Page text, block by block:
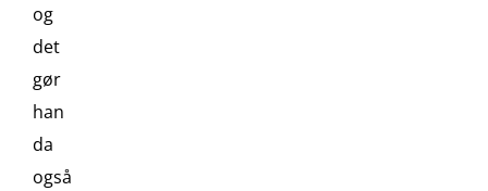
og
det
gør
han
da
også